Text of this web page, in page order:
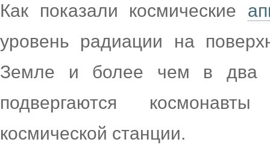
Как показали космические
уровень радиации на
Земле и более чем в два
подвергаются
космической станции.